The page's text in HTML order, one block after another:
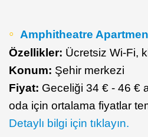
Amphitheatre
Özellikler: Ücretsiz Wi-Fi,
Konum: Şehir merkezi
Fiyat: Geceliği 34 € - 46 €
oda için ortalama fiyatlar
Detaylı bilgi için tıklayın.